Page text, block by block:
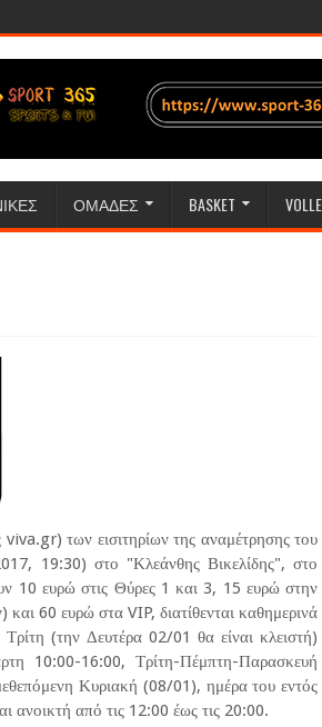
ΟΜΑΔΕΣ BASKET
των εισιτηρίων της αναμέτρησης του
19:30) στο "Κλεάνθης Βικελίδης", στο
10 ευρώ στις Θύρες 1 και 3, 15 ευρώ στην
60 ευρώ στα VIP, διατίθενται καθημερινά
(την Δευτέρα 02/01 θα είναι κλειστή)
10:00-16:00, Τρίτη-Πέμπτη-Παρασκευή
Κυριακή (08/01), ημέρα του εντός
ανοικτή από τις 12:00 έως τις 20:00.